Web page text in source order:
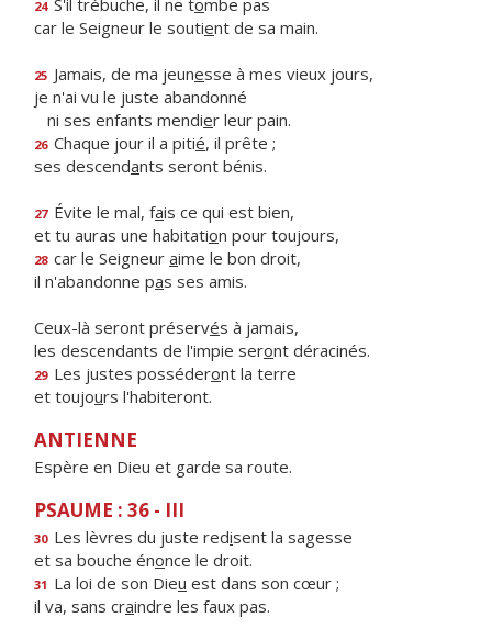
24 S'il trébuche, il ne tombe pas
car le Seigneur le soutient de sa main.
25 Jamais, de ma jeunesse à mes vieux jours,
je n'ai vu le juste abandonné
ni ses enfants mendier leur pain.
26 Chaque jour il a pitié, il prête ;
ses descendants seront bénis.
27 Évite le mal, fais ce qui est bien,
et tu auras une habitation pour toujours,
28 car le Seigneur aime le bon droit,
il n'abandonne pas ses amis.
Ceux-là seront préservés à jamais,
les descendants de l'impie seront déracinés.
29 Les justes posséderont la terre
et toujours l'habiteront.
ANTIENNE
Espère en Dieu et garde sa route.
PSAUME : 36 - III
30 Les lèvres du juste redisent la sagesse
et sa bouche énonce le droit.
31 La loi de son Dieu est dans son cœur ;
il va, sans craindre les faux pas.